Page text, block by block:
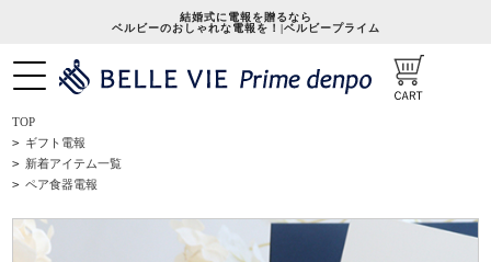
結婚式に電報を贈るなら
ベルビーのおしゃれな電報を！|ベルビープライム
TOP
> ギフト電報
> 新着アイテム一覧
> ペア食器電報